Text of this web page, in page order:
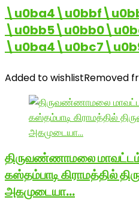
Added to wishlistRemoved
திருவண்ணாமலை
கஸ்தம்பாடி கிராமத்தில்
அகமுடையா…